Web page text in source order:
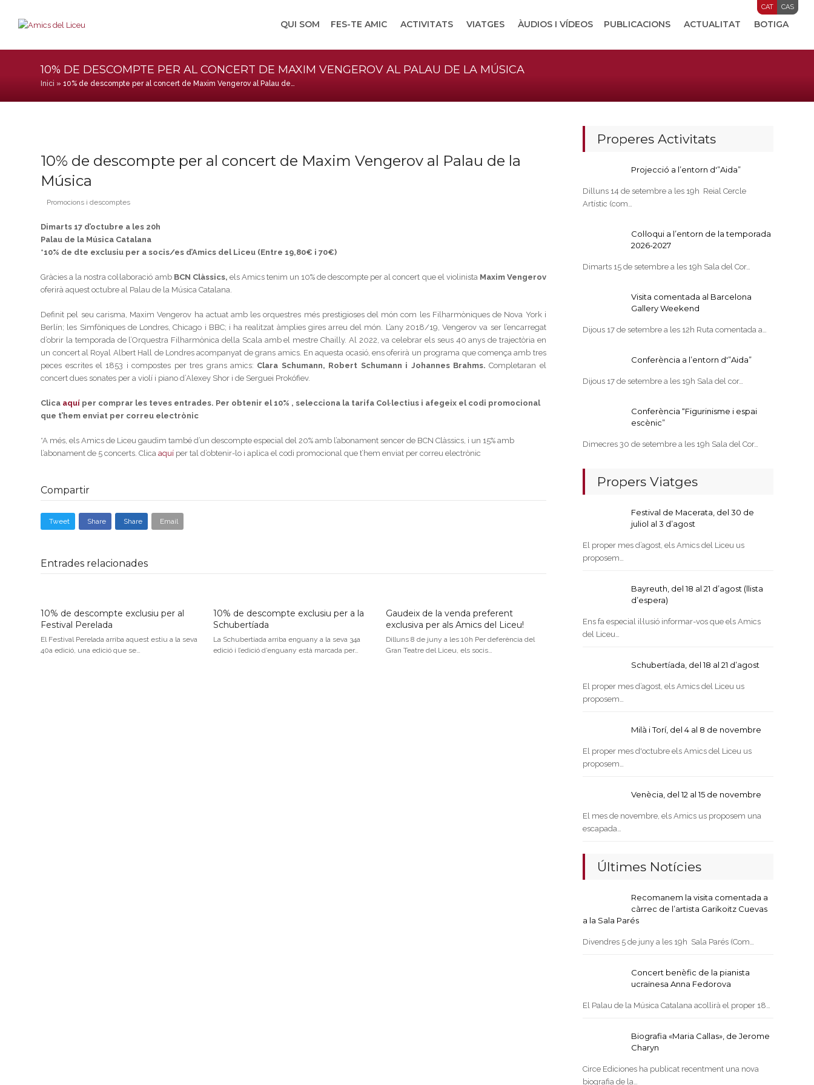
CAT CAS
QUI SOM FES-TE AMIC ACTIVITATS VIATGES ÀUDIOS I VÍDEOS PUBLICACIONS ACTUALITAT BOTIGA
10% DE DESCOMPTE PER AL CONCERT DE MAXIM VENGEROV AL PALAU DE LA MÚSICA
Inici »10% de descompte per al concert de Maxim Vengerov al Palau de…
10% de descompte per al concert de Maxim Vengerov al Palau de la
Música
Promocions i descomptes
Dimarts 17 d’octubre a les 20h
Palau de la Música Catalana
*10% de dte exclusiu per a socis/es d’Amics del Liceu (Entre 19,80€ i 70€)
Gràcies a la nostra col·laboració amb BCN Clàssics, els Amics tenim un 10% de descompte per al concert que el violinista Maxim Vengerov
oferirà aquest octubre al Palau de la Música Catalana.
Definit pel seu carisma, Maxim Vengerov ha actuat amb les orquestres més prestigioses del món com les Filharmòniques de Nova York i
Berlín; les Simfòniques de Londres, Chicago i BBC; i ha realitzat àmplies gires arreu del món. L’any 2018/19, Vengerov va ser l’encarregat
d’obrir la temporada de l’Orquestra Filharmònica della Scala amb el mestre Chailly. Al 2022, va celebrar els seus 40 anys de trajectòria en
un concert al Royal Albert Hall de Londres acompanyat de grans amics. En aquesta ocasió, ens oferirà un programa que comença amb tres
peces escrites el 1853 i compostes per tres grans amics: Clara Schumann, Robert Schumann i Johannes Brahms. Completaran el
concert dues sonates per a violí i piano d’Alexey Shor i de Serguei Prokófiev.
Clica aquí per comprar les teves entrades. Per obtenir el 10% , selecciona la tarifa Col·lectius i afegeix el codi promocional
que t’hem enviat per correu electrònic
*A més, els Amics de Liceu gaudim també d’un descompte especial del 20% amb l’abonament sencer de BCN Clàssics, i un 15% amb
l’abonament de 5 concerts. Clicaaquí per tal d’obtenir-lo i aplica el codi promocional que t’hem enviat per correu electrònic
Compartir
Tweet Share Share Email
Entrades relacionades
10% de descompte exclusiu per al
Festival Perelada
El Festival Perelada arriba aquest estiu a la seva
40a edició, una edició que se…
10% de descompte exclusiu per a la
Schubertíada
La Schubertíada arriba enguany a la seva 34a
edició i l’edició d’enguany està marcada per…
Gaudeix de la venda preferent
exclusiva per als Amics del Liceu!
Dilluns 8 de juny a les 10h Per deferència del
Gran Teatre del Liceu, els socis…
Properes Activitats
Projecció a l’entorn d'”Aida”
Dilluns 14 de setembre a les 19h Reial Cercle
Artístic (com…
Col·loqui a l’entorn de la temporada
2026-2027
Dimarts 15 de setembre a les 19h Sala del Cor…
Visita comentada al Barcelona
Gallery Weekend
Dijous 17 de setembre a les 12h Ruta comentada a…
Conferència a l’entorn d'”Aida”
Dijous 17 de setembre a les 19h Sala del cor…
Conferència “Figurinisme i espai
escènic”
Dimecres 30 de setembre a les 19h Sala del Cor…
Propers Viatges
Festival de Macerata, del 30 de
juliol al 3 d’agost
El proper mes d’agost, els Amics del Liceu us
proposem…
Bayreuth, del 18 al 21 d’agost (llista
d’espera)
Ens fa especial il·lusió informar-vos que els Amics
del Liceu…
Schubertíada, del 18 al 21 d’agost
El proper mes d’agost, els Amics del Liceu us
proposem…
Milà i Torí, del 4 al 8 de novembre
El proper mes d'octubre els Amics del Liceu us
proposem…
Venècia, del 12 al 15 de novembre
El mes de novembre, els Amics us proposem una
escapada…
Últimes Notícies
Recomanem la visita comentada a
càrrec de l’artista Garikoitz Cuevas
a la Sala Parés
Divendres 5 de juny a les 19h Sala Parés (Com…
Concert benèfic de la pianista
ucraïnesa Anna Fedorova
El Palau de la Música Catalana acollirà el proper 18…
Biografia «Maria Callas», de Jerome
Charyn
Circe Ediciones ha publicat recentment una nova
biografia de la…